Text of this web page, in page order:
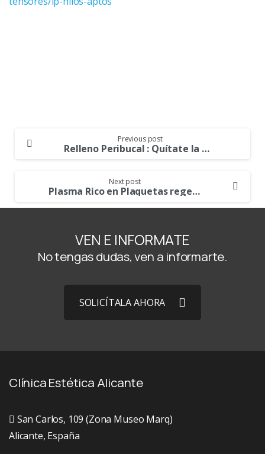
Reading
Previous post
Relleno Peribucal : Quítate la mascarilla y sonríe
Next post
Plasma Rico en Plaquetas regenerador celular, nueva juventud
VEN E INFORMATE
No tengas dudas, ven a informarte.
SOLICÍTALA AHORA
Clínica Estética Alicante
San Carlos, 109 (Zona Museo Marq)
Alicante, España